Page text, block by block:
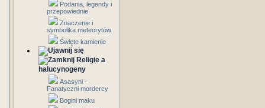
Podania, legendy i
przepowiednie
Znaczenie i
symbolika meteorytów
Święte kamienie
Religie a
halucynogeny
Asasyni -
Fanatyczni mordercy
Bogini maku